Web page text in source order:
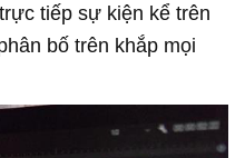
tiếp sự kiện kể trên
bố trên khắp mọi